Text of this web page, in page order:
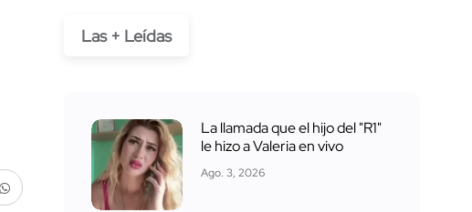
Las + Leídas
La llamada que el hijo del "R1"
le hizo a Valeria en vivo
Ago. 3, 2026